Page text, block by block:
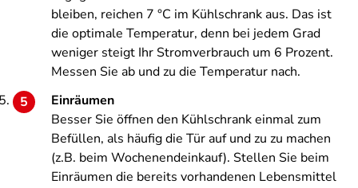
bleiben, reichen 7 °C im Kühlschrank aus. Das ist
die optimale Temperatur, denn bei jedem Grad
weniger steigt Ihr Stromverbrauch um 6 Prozent.
Messen Sie ab und zu die Temperatur nach.
Einräumen
Besser Sie öffnen den Kühlschrank einmal zum
Befüllen, als häufig die Tür auf und zu zu machen
(z.B. beim Wochenendeinkauf). Stellen Sie beim
Einräumen die bereits vorhandenen Lebensmittel